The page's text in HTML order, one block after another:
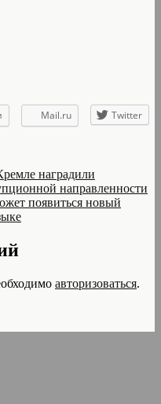
Mail.ru
Twitter
наградили
направленности
появиться новый
авторизоваться.